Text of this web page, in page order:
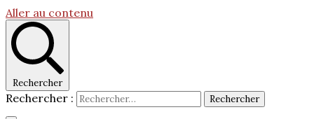
Aller au contenu
Rechercher
Rechercher :